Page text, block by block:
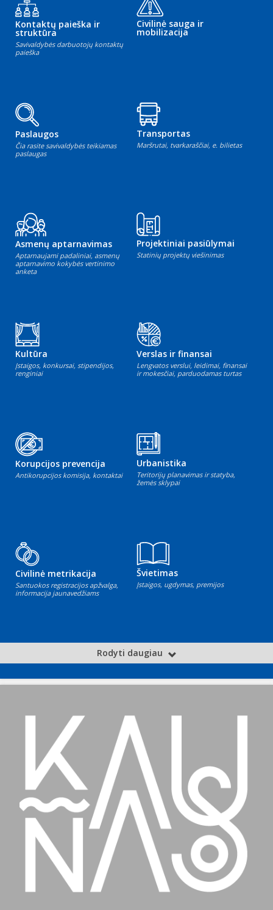
Kontaktų paieška ir
struktūra
Savivaldybės darbuotojų kontaktų
paieška
Civilinė sauga ir
mobilizacija
Paslaugos
Čia rasite savivaldybės teikiamas
paslaugas
Transportas
Maršrutai, tvarkaraščiai, e. bilietas
Asmenų aptarnavimas
Aptarnaujami padaliniai, asmenų
aptarnavimo kokybės vertinimo
anketa
Projektiniai pasiūlymai
Statinių projektų viešinimas
Kultūra
Įstaigos, konkursai, stipendijos,
renginiai
Verslas ir finansai
Lengvatos verslui, leidimai, finansai
ir mokesčiai, parduodamas turtas
Korupcijos prevencija
Antikorupcijos komisija, kontaktai
Urbanistika
Teritorijų planavimas ir statyba,
žemės sklypai
Civilinė metrikacija
Santuokos registracijos apžvalga,
informacija jaunavedžiams
Švietimas
Įstaigos, ugdymas, premijos
Rodyti daugiau